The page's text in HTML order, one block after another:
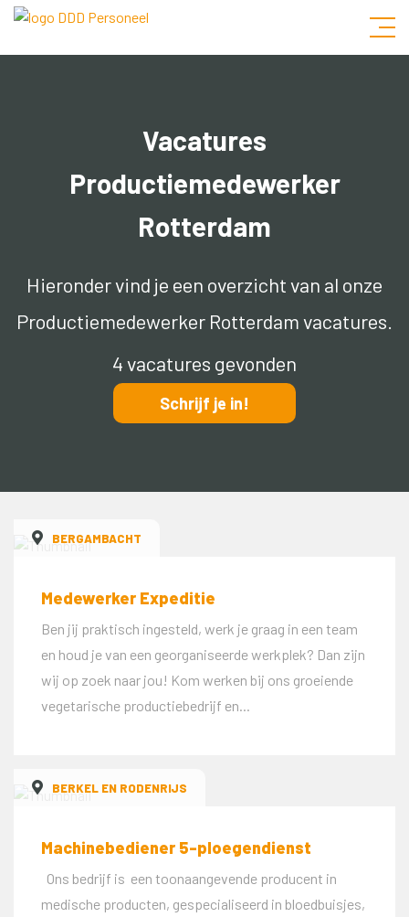
Vacatures
Productiemedewerker
Rotterdam
Hieronder vind je een overzicht van al onze
Productiemedewerker Rotterdam vacatures.
4 vacatures gevonden
Schrijf je in!
BERGAMBACHT
Medewerker Expeditie
Ben jij praktisch ingesteld, werk je graag in een team
en houd je van een georganiseerde werkplek? Dan zijn
wij op zoek naar jou! Kom werken bij ons groeiende
vegetarische productiebedrijf en...
BERKEL EN RODENRIJS
Machinebediener 5-ploegendienst
Ons bedrijf is een toonaangevende producent in
medische producten, gespecialiseerd in bloedbuisjes,